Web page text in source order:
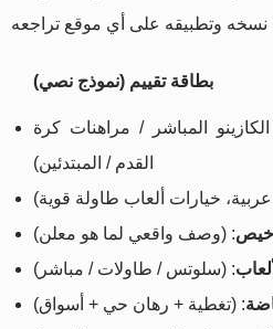
بطاقة تقييم (نموذج نصي)
المباشر / مراهنات كرة
القدم / المبتدئين)
خيارات ألعاب طاولة قوية)
: (وصف واقعي لما هو معلن)
: (سلوتس / طاولات / مباشر)
: (تغطية + رهان حي + أسواق)